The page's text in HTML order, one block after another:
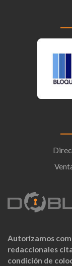
Autorizamos
redaccionales
condición de